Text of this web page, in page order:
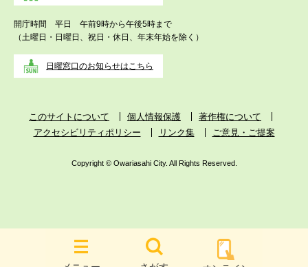
開庁時間 平日 午前9時から午後5時まで
（土曜日・日曜日、祝日・休日、年末年始を除く）
日曜窓口のお知らせはこちら
このサイトについて 個人情報保護
著作権について
アクセシビリティポリシー
リンク集 ご意見・ご提案
Copyright © Owariasahi City. All Rights Reserved.